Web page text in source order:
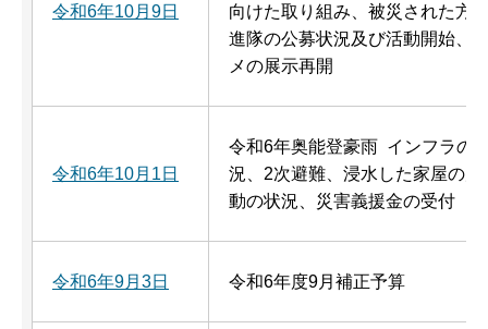
令和6年10月9日
向けた取り組み、被災された方
進隊の公募状況及び活動開始、
メの展示再開
令和6年10月1日
令和6年奥能登豪雨 インフラの
況、2次避難、浸水した家屋の
動の状況、災害義援金の受付
令和6年9月3日 令和6年度9月補正予算